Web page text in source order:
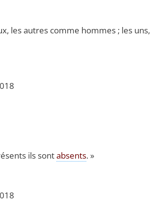
les autres comme hommes ; les uns,
ils sontabsents. »